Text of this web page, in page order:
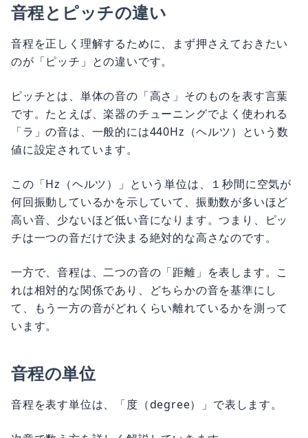
音程とピッチの違い
音程を正しく理解するために、まず押さえておきたい
のが「ピッチ」との違いです。
ピッチとは、単体の音の「高さ」そのものを表す言葉
です。たとえば、楽器のチューニングでよく使われる
「ラ」の音は、一般的には440Hz（ヘルツ）という数
値に設定されています。
この「Hz（ヘルツ）」という単位は、１秒間に空気が
何回振動しているかを示していて、振動数が多いほど
高い音、少ないほど低い音になります。つまり、ピッ
チは一つの音だけで決まる絶対的な高さなのです。
一方で、音程は、二つの音の「距離」を表します。こ
れは相対的な関係であり、どちらかの音を基準にし
て、もう一方の音がどれくらい離れているかを測って
います。
音程の単位
音程を表す単位は、「度（degree）」で表します。